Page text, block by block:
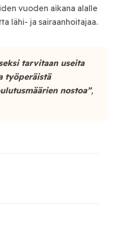
vuoden aikana alalle
lähi- ja sairaanhoitajaa.
tarvitaan useita
työperäistä
nostoa”,